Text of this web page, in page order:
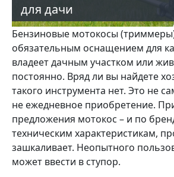
для дачи
Бензиновые мотокосы
обязательным оснащением для
владеет дачным участком или
постоянно. Вряд ли вы найдете
такого инструмента нет. Это не
не ежедневное приобретение.
предложения мотокос – и по
техническим характеристикам,
зашкаливает. Неопытного
может ввести в ступор.